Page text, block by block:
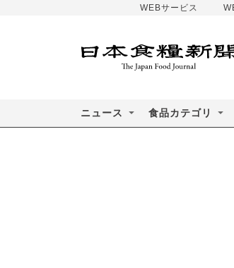
WEBサービス
ニュース 食品カテゴリ